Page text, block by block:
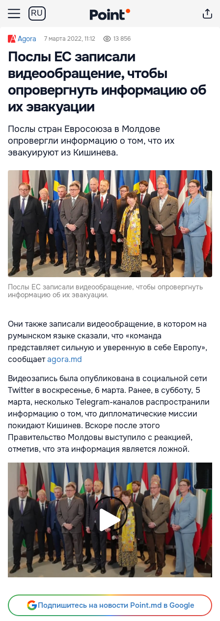
RU
Agora 7 марта 2022, 11:12 13 856
Послы ЕС записали
видеообращение, чтобы
опровергнуть информацию об
их эвакуации
Послы стран Евросоюза в Молдове
опровергли информацию о том, что их
эвакуируют из Кишинева.
Послы ЕС записали видеообращение, чтобы опровергнуть
информацию об их эвакуации.
Они также записали видеообращение, в котором на
румынском языке сказали, что «команда
представляет сильную и уверенную в себе Европу»,
сообщаетagora.md
Видеозапись была опубликована в социальной сети
Twitter в воскресенье, 6 марта. Ранее, в субботу, 5
марта, несколько Telegram-каналов распространили
информацию о том, что дипломатические миссии
покидают Кишинев. Вскоре после этого
Правительство Молдовы выступило с реакцией,
отметив, что эта информация является ложной.
Подпишитесь на новости Point.md в Google